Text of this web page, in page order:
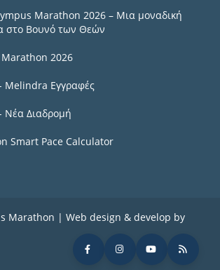
Marathon 2026 – Μια μοναδική
στο Βουνό των Θεών
2026
Εγγραφές
Διαδρομή
Smart Pace Calculator
Marathon | Web design & develop by